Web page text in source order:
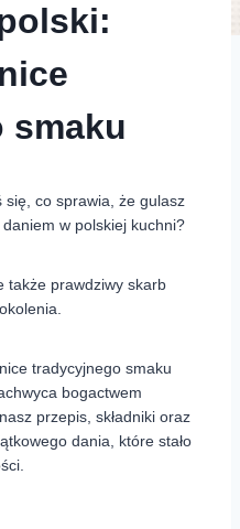
smaku
się, co sprawia, że gulasz
w polskiej kuchni?
także prawdziwy skarb
tradycyjnego smaku
bogactwem
przepis, składniki oraz
dania, które stało